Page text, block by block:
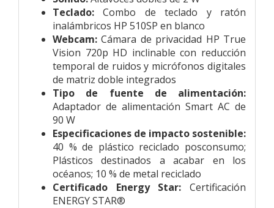
Teclado: Combo de teclado y ratón
inalámbricos HP 510SP en blanco
Webcam: Cámara de privacidad HP True
Vision 720p HD inclinable con reducción
temporal de ruidos y micrófonos digitales
de matriz doble integrados
Tipo de fuente de alimentación:
Adaptador de alimentación Smart AC de
90 W
Especificaciones de impacto sostenible:
40 % de plástico reciclado posconsumo;
Plásticos destinados a acabar en los
océanos; 10 % de metal reciclado
Certificado Energy Star: Certificación
ENERGY STAR®